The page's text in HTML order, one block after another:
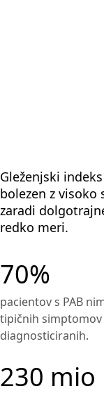
Gleženjski
bolezen z
zaradi
redko meri.
70%
pacientov s PAB
tipičnih simptomov
diagnosticiranih.
230 mio